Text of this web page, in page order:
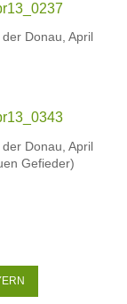
Donau, April
Donau, April
Gefieder)